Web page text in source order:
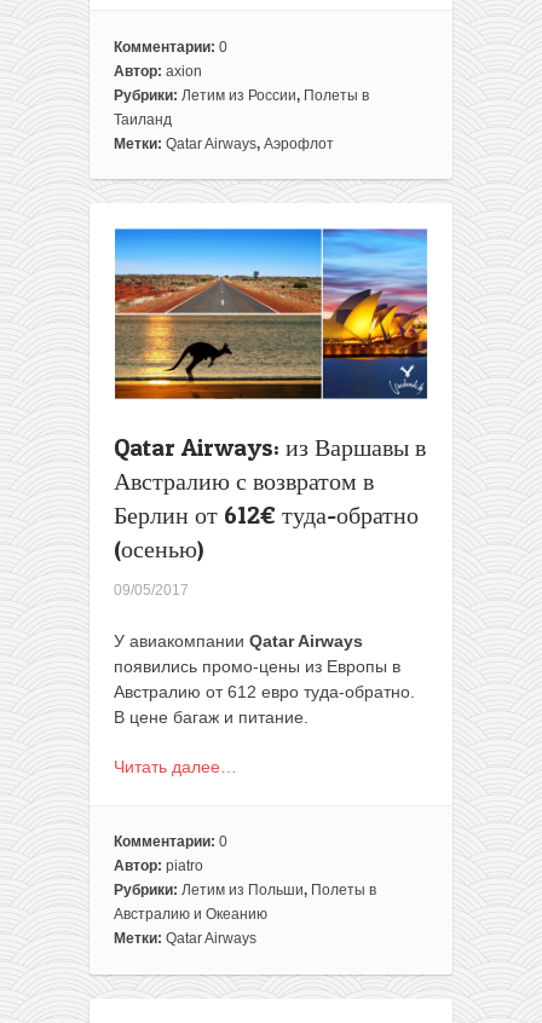
Комментарии: 0
Автор: axion
Рубрики: Летим из России, Полеты в
Таиланд
Метки: Qatar Airways, Аэрофлот
Qatar Airways: из Варшавы в
Австралию с возвратом в
Берлин от 612€ туда-обратно
(осенью)
09/05/2017
У авиакомпании Qatar Airways
появились промо-цены из Европы в
Австралию от 612 евро туда-обратно.
В цене багаж и питание.
Читать далее…
Комментарии: 0
Автор: piatro
Рубрики: Летим из Польши, Полеты в
Австралию и Океанию
Метки: Qatar Airways